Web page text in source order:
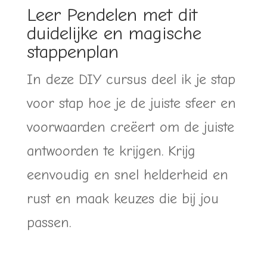
Leer Pendelen met dit
duidelijke en magische
stappenplan
In deze DIY cursus deel ik je stap
voor stap hoe je de juiste sfeer en
voorwaarden creëert om de juiste
antwoorden te krijgen. Krijg
eenvoudig en snel helderheid en
rust en maak keuzes die bij jou
passen.